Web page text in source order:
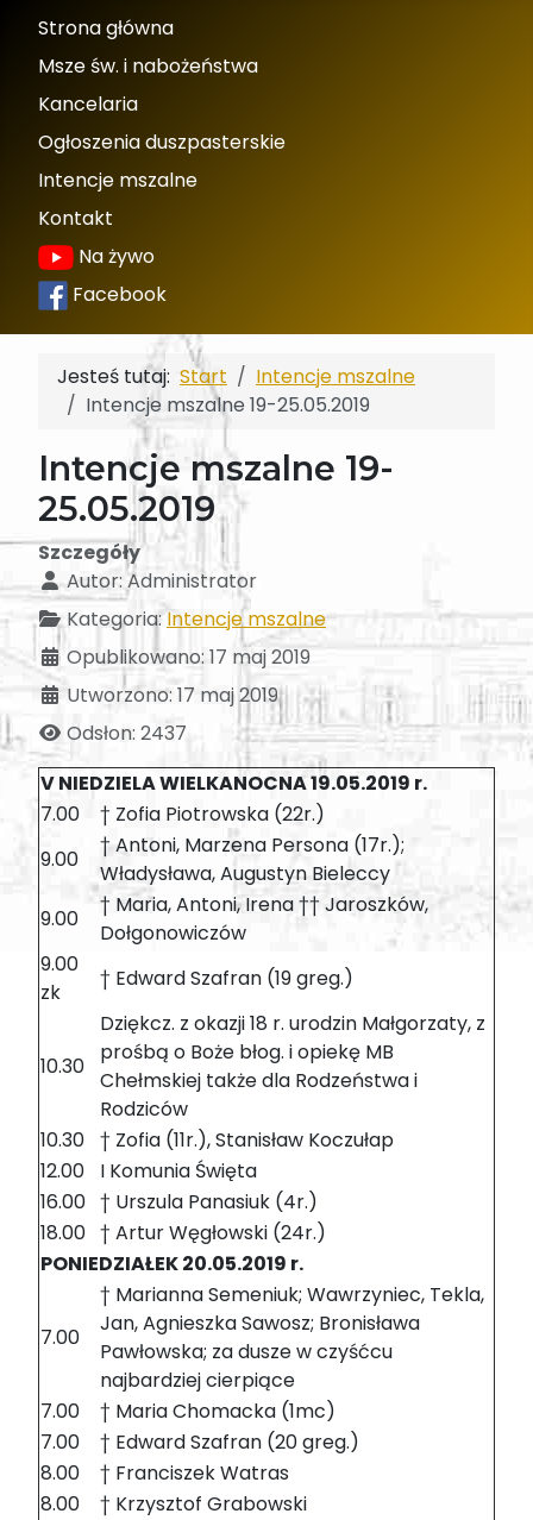
Strona główna
Msze św. i nabożeństwa
Kancelaria
Ogłoszenia duszpasterskie
Intencje mszalne
Kontakt
Na żywo
Facebook
Jesteś tutaj: Start
Intencje mszalne
Intencje mszalne 19-25.05.2019
Intencje mszalne 19-
25.05.2019
Szczegóły
Autor: Administrator
Kategoria:Intencje mszalne
Opublikowano: 17 maj 2019
Utworzono: 17 maj 2019
Odsłon: 2437
V NIEDZIELA WIELKANOCNA 19.05.2019 r.
7.00
† Zofia Piotrowska (22r.)
9.00
† Antoni, Marzena Persona (17r.);
Władysława, Augustyn Bieleccy
9.00
† Maria, Antoni, Irena †† Jaroszków,
Dołgonowiczów
9.00
zk
† Edward Szafran (19 greg.)
10.30
Dziękcz. z okazji 18 r. urodzin Małgorzaty, z
prośbą o Boże błog. i opiekę MB
Chełmskiej także dla Rodzeństwa i
Rodziców
10.30 † Zofia (11r.), Stanisław Koczułap
12.00
I Komunia Święta
16.00 † Urszula Panasiuk (4r.)
18.00 † Artur Węgłowski (24r.)
PONIEDZIAŁEK 20.05.2019 r.
7.00
† Marianna Semeniuk; Wawrzyniec, Tekla,
Jan, Agnieszka Sawosz; Bronisława
Pawłowska; za dusze w czyśćcu
najbardziej cierpiące
7.00
† Maria Chomacka (1mc)
7.00
† Edward Szafran (20 greg.)
8.00
† Franciszek Watras
8.00
† Krzysztof Grabowski